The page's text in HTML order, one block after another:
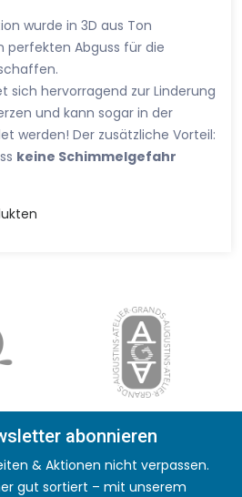
wurde in 3D aus Ton
Abguss für die
sich hervorragend zur Linderung
und kann sogar in der
werden! Der zusätzliche Vorteil:
keine Schimmelgefahr
abonnieren
& Aktionen nicht verpassen.
gut sortiert – mit unserem